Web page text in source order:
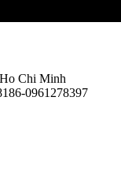
Chi Minh
0961278397